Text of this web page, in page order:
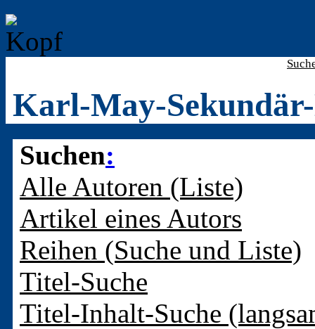
Karl-May-
Suchen:
Alle Autoren (Liste)
Artikel eines Autors
Reihen (Suche und Liste)
Titel-Suche
Titel-Inhalt-Suche